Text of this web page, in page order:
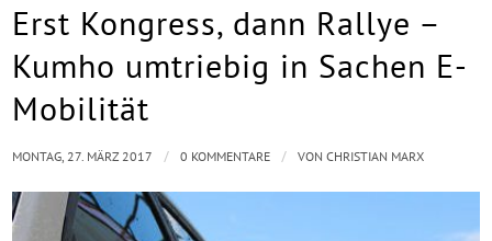
Erst Kongress, dann Rallye –
Kumho umtriebig in Sachen E-
Mobilität
MONTAG, 27. MÄRZ 2017 / 0 KOMMENTARE / VONCHRISTIAN MARX